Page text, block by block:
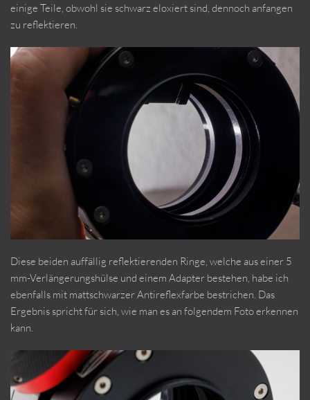
einige Teile, obwohl sie schwarz eloxiert sind, dennoch anfangen
zu reflektieren.
Diese beiden auffällig reflektierenden Ringe, welche aus einer 5
mm-Verlängerungshülse und einem Adapter bestehen, habe ich
ebenfalls mit mattschwarzer Antireflexfarbe bestrichen. Das
Ergebnis spricht für sich, wie man es an folgendem Foto erkennen
kann.